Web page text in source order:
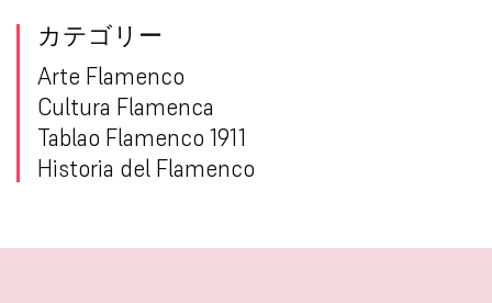
カテゴリー
Arte Flamenco
Cultura Flamenca
Tablao Flamenco 1911
Historia del Flamenco